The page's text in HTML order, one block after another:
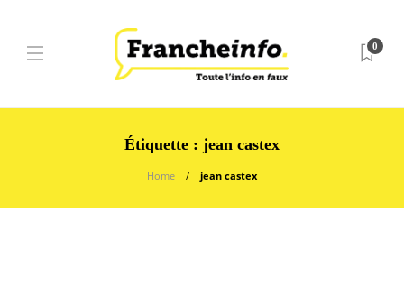
0
Étiquette : jean castex
Home jean castex